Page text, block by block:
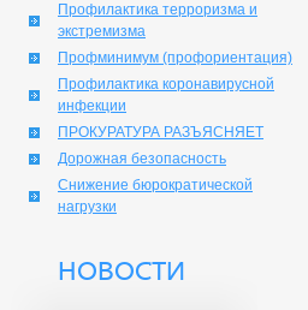
Профилактика терроризма и
экстремизма
Профминимум (профориентация)
Профилактика коронавирусной
инфекции
ПРОКУРАТУРА РАЗЪЯСНЯЕТ
Дорожная безопасность
Снижение бюрократической
нагрузки
НОВОСТИ